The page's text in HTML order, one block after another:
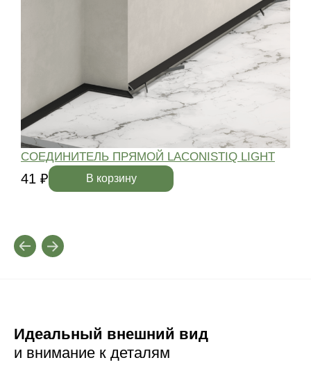
СОЕДИНИТЕЛЬ ПРЯМОЙ LACONISTIQ LIGHT
41 ₽ В корзину
Идеальный внешний вид
и внимание к деталям